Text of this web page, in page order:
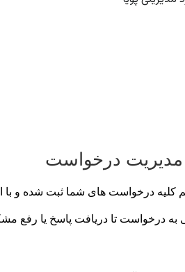
درخواست
کلیه درخواست های شما ثبت شده و با
به درخواست تا دریافت پاسخ یا رفع